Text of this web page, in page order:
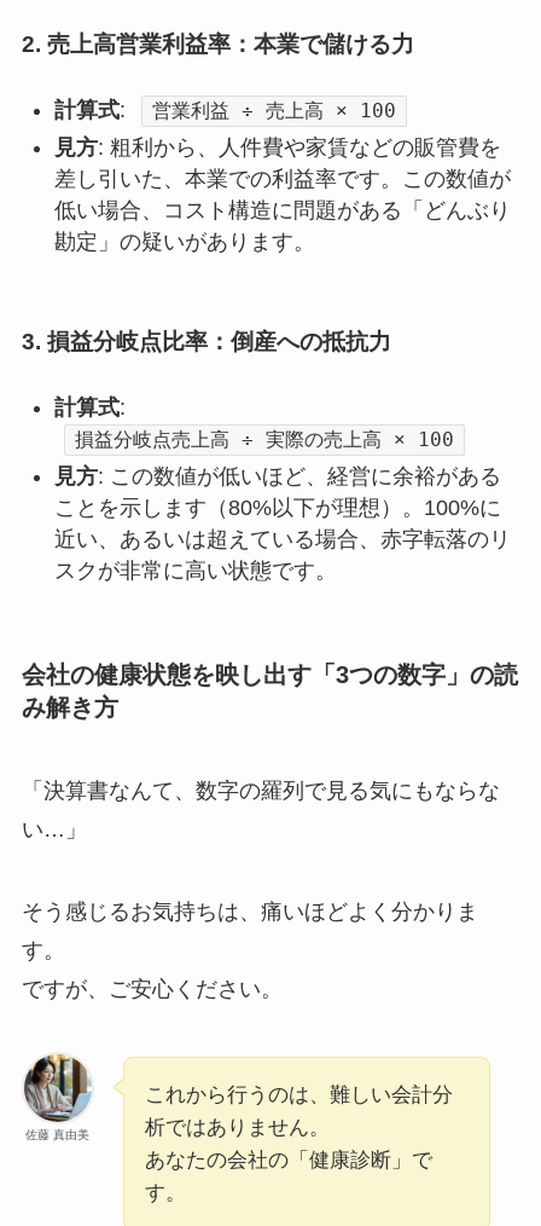
2. 売上高営業利益率：本業で儲ける力
計算式: 営業利益 ÷ 売上高 × 100
見方: 粗利から、人件費や家賃などの販管費を
差し引いた、本業での利益率です。この数値が
低い場合、コスト構造に問題がある「どんぶり
勘定」の疑いがあります。
3. 損益分岐点比率：倒産への抵抗力
計算式:
損益分岐点売上高 ÷ 実際の売上高 × 100
見方: この数値が低いほど、経営に余裕がある
ことを示します（80%以下が理想）。100%に
近い、あるいは超えている場合、赤字転落のリ
スクが非常に高い状態です。
会社の健康状態を映し出す「3つの数字」の読
み解き方
「決算書なんて、数字の羅列で見る気にもならな
い…」
そう感じるお気持ちは、痛いほどよく分かりま
す。
ですが、ご安心ください。
佐藤 真由美
これから行うのは、難しい会計分
析ではありません。
あなたの会社の「健康診断」で
す。